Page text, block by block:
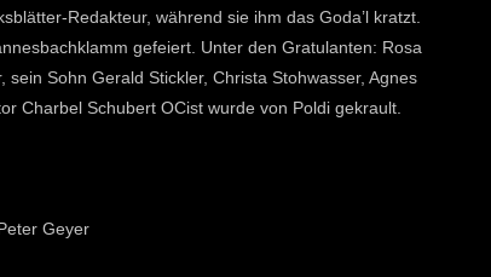
Redakteur, während sie ihm das Goda’l kratzt.
gefeiert. Unter den Gratulanten: Rosa
Sohn Gerald Stickler, Christa Stohwasser, Agnes
Charbel Schubert OCist wurde von Poldi gekrault.
Geyer